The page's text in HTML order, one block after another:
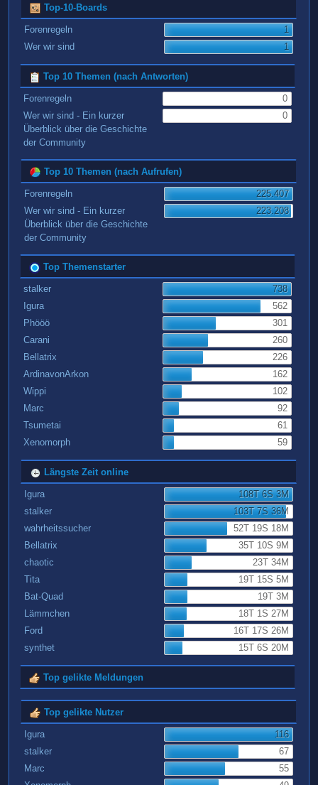
Top-10-Boards
Forenregeln
1
Wer wir sind
1
Top 10 Themen (nach Antworten)
Forenregeln
0
Wer wir sind - Ein kurzer
Überblick über die Geschichte
der Community
0
Top 10 Themen (nach Aufrufen)
Forenregeln
225.407
Wer wir sind - Ein kurzer
Überblick über die Geschichte
der Community
223.208
Top Themenstarter
stalker
738
Igura
562
Phööö
301
Carani
260
Bellatrix
226
ArdinavonArkon
162
Wippi
102
Marc
92
Tsumetai
61
Xenomorph
59
Längste Zeit online
Igura
108T 6S 3M
stalker
103T 7S 36M
wahrheitssucher
52T 19S 18M
Bellatrix
35T 10S 9M
chaotic
23T 34M
Tita
19T 15S 5M
Bat-Quad
19T 3M
Lämmchen
18T 1S 27M
Ford
16T 17S 26M
synthet
15T 6S 20M
Top gelikte Meldungen
Top gelikte Nutzer
Igura
116
stalker
67
Marc
55